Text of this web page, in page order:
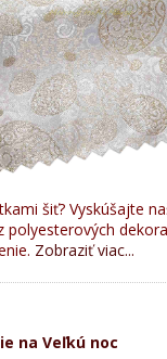
šiť? Vyskúšajte
polyesterových
Zobraziť viac...
na Veľkú noc